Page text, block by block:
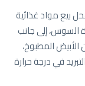
بيع مواد غذائية
بحشرة السوس، إلى جانب
قطعة من الجبن الأبيض المطبوخ،
في درجة حرارة